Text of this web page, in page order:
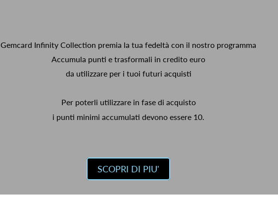
Gemcard Infinity Collection premia la tua fedeltà con il nostro programma
Accumula punti e trasformali in credito euro
da utilizzare per i tuoi futuri acquisti
Per poterli utilizzare in fase di acquisto
i punti minimi accumulati devono essere 10.
SCOPRI DI PIU'